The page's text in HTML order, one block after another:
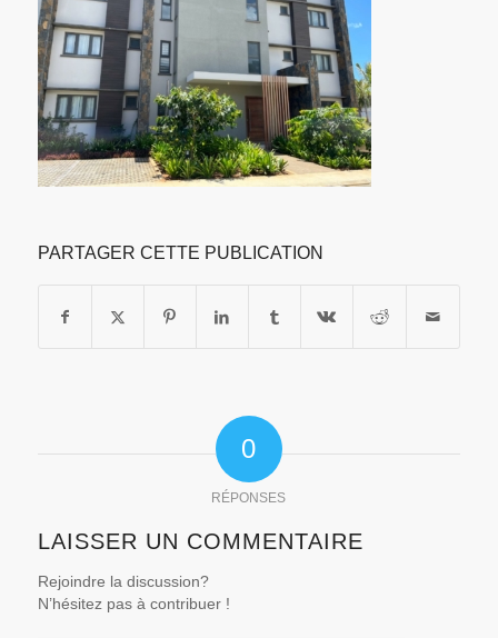
PARTAGER CETTE PUBLICATION
0
RÉPONSES
LAISSER UN COMMENTAIRE
Rejoindre la discussion?
N’hésitez pas à contribuer !